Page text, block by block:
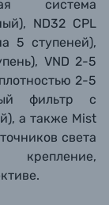
система
ND32 CPL
5 ступеней),
VND 2-5
2-5
фильтр с
а также Mist
света